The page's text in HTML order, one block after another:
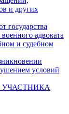
и других
государства
адвоката
и судебном
условий
УЧАСТНИКА